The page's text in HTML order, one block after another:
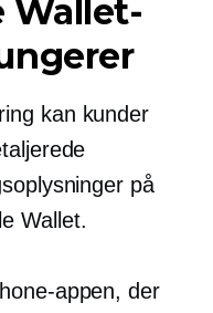
Wallet-
kan kunder
på
Wallet.
appen, der